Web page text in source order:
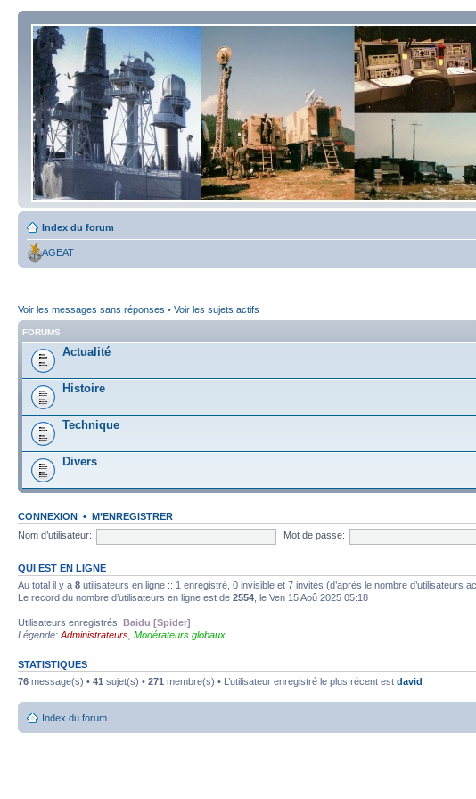
Index du forum
AGEAT
Voir les messages sans réponses • Voir les sujets actifs
FORUMS
Actualité
Histoire
Technique
Divers
CONNEXION • M’ENREGISTRER
Nom d’utilisateur:
Mot de passe:
QUI EST EN LIGNE
Au total il y a 8 utilisateurs en ligne :: 1 enregistré, 0 invisible et 7 invités (d’après le nombre d’utilisateurs
Le record du nombre d’utilisateurs en ligne est de 2554 , le Ven 15 Aoû 2025 05:18
Utilisateurs enregistrés: Baidu [Spider]
Légende: Administrateurs Modérateurs globaux
STATISTIQUES
76 message(s) • 41 sujet(s) • 271 membre(s) • L’utilisateur enregistré le plus récent est david
Index du forum